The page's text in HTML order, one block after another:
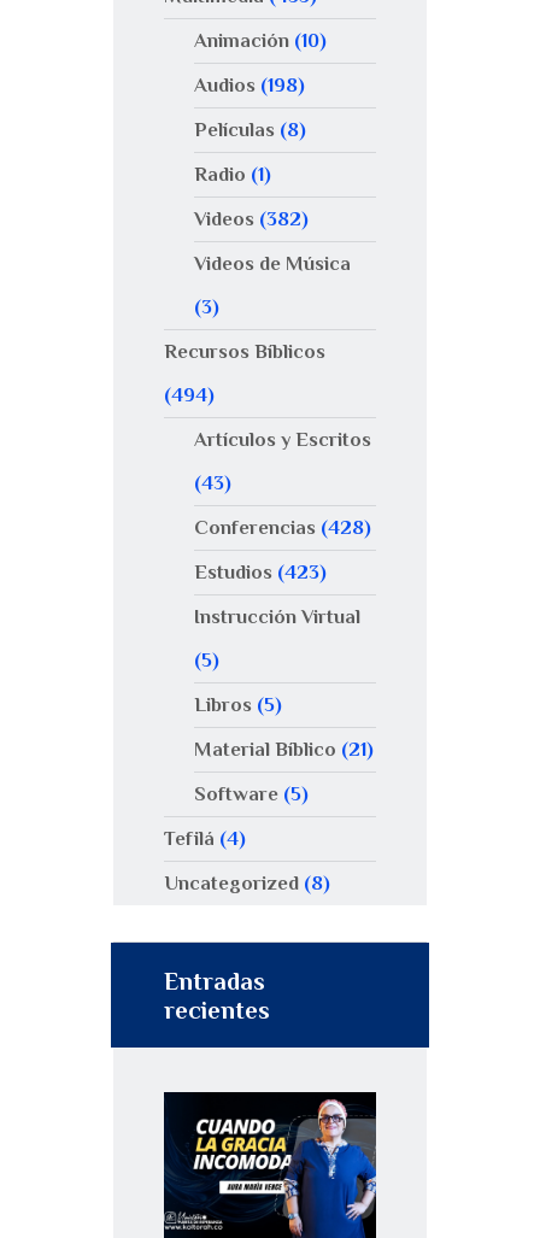
Animación(10)
Audios (198)
Películas (8)
Radio (1)
Videos (382)
Videos de Música
(3)
Recursos Bíblicos
(494)
Artículos y Escritos
(43)
Conferencias (428)
Estudios (423)
Instrucción Virtual
(5)
Libros (5)
Material Bíblico (21)
Software(5)
Tefilá (4)
Uncategorized (8)
Entradas
recientes